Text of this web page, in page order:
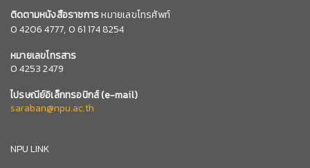
ติดตามหนังสือราชการหมายเลขโทรศัพท์
04206 4777, 0 61 174 8254
หมายเลขโทรสาร
0 4253 2479
ไปรษณีย์อิเล็กทรอนิกส์(e-mail)
saraban@npu.ac.th
NPU LINK